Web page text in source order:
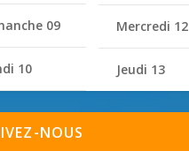
09
10
Mercredi 12
Jeudi 13
NOUS